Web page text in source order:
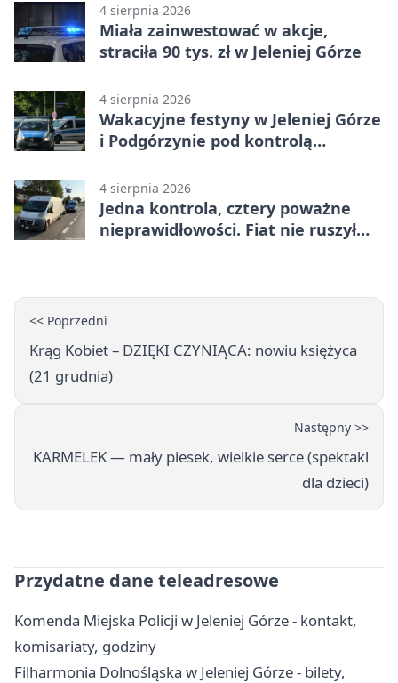
4 sierpnia 2026
Miała zainwestować w akcje,
straciła 90 tys. zł w Jeleniej Górze
4 sierpnia 2026
Wakacyjne festyny w Jeleniej Górze
i Podgórzynie pod kontrolą
4 sierpnia 2026
Jedna kontrola, cztery poważne
nieprawidłowości. Fiat nie ruszył
<< Poprzedni
Krąg Kobiet – DZIĘKI CZYNIĄCA: nowiu księżyca
(21 grudnia)
Następny >>
KARMELEK — mały piesek, wielkie serce (spektakl
dla dzieci)
Przydatne dane teleadresowe
Komenda Miejska Policji w Jeleniej Górze - kontakt,
komisariaty, godziny
Filharmonia Dolnośląska w Jeleniej Górze - bilety,